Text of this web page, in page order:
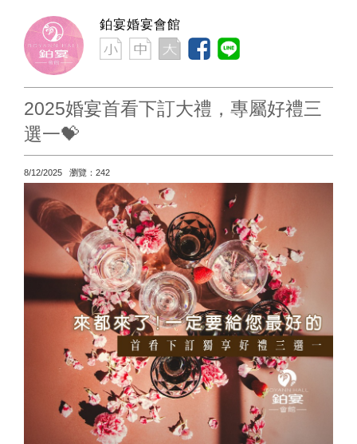
鉑宴婚宴會館
2025婚宴首看下訂大禮，專屬好禮三
選一💝
8/12/2025 瀏覽：242